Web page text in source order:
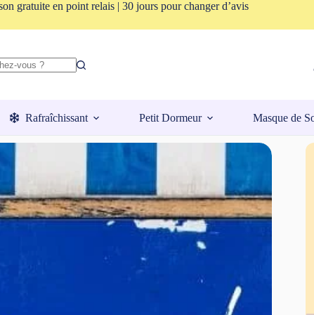
gratuite en point relais | 30 jours pour changer d’avis
Rafraîchissant Petit Dormeur Masque de